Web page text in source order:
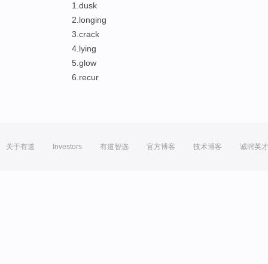
1.dusk
2.longing
3.crack
4.lying
5.glow
6.recur
关于有道 Investors 有道智选 官方博客 技术博客 诚聘英才